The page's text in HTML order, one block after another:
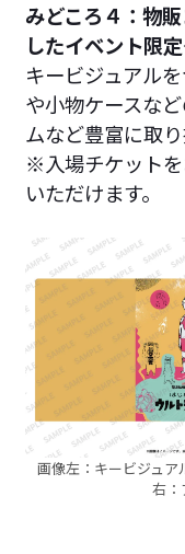
みどころ４：物
したイベント限
キービジュアル
や小物ケースな
ムなど豊富に取り
※入場チケット
いただけます。
画像左：キービジュ
右：